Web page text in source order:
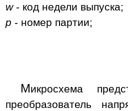
w- код недели выпуска;
p - номер партии;
Микросхема
преобразователь